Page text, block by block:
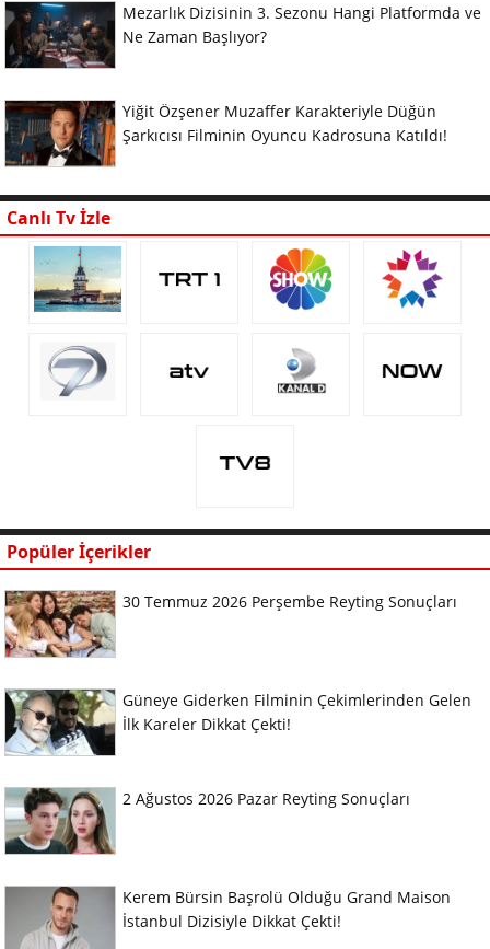
Mezarlık Dizisinin 3. Sezonu Hangi Platformda ve
Ne Zaman Başlıyor?
Yiğit Özşener Muzaffer Karakteriyle Düğün
Şarkıcısı Filminin Oyuncu Kadrosuna Katıldı!
Canlı Tv İzle
Popüler İçerikler
30 Temmuz 2026 Perşembe Reyting Sonuçları
Güneye Giderken Filminin Çekimlerinden Gelen
İlk Kareler Dikkat Çekti!
2 Ağustos 2026 Pazar Reyting Sonuçları
Kerem Bürsin Başrolü Olduğu Grand Maison
İstanbul Dizisiyle Dikkat Çekti!